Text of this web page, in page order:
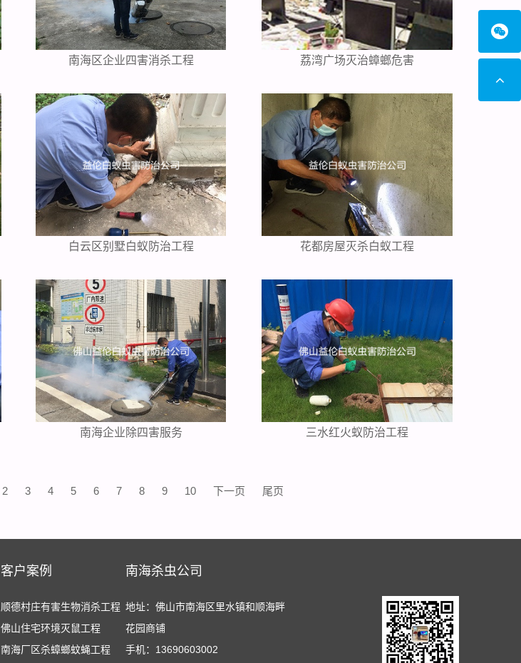
南海区企业四害消杀工程 荔湾广场灭治蟑螂危害
白云区别墅白蚁防治工程 花都房屋灭杀白蚁工程
南海企业除四害服务 三水红火蚁防治工程
2 3 4 5 6 7 8 9 10 下一页 尾页
客户案例
顺德村庄有害生物消杀工程
佛山住宅环境灭鼠工程
南海厂区杀蟑螂蚊蝇工程
南海杀虫公司
地址：佛山市南海区里水镇和顺海畔
花园商铺
手机：13690603002